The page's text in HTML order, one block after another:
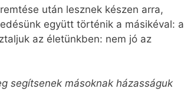
után lesznek készen arra,
együtt történik a másikéval: a
az életünkben: nem jó az
segítsenek másoknak házasságuk